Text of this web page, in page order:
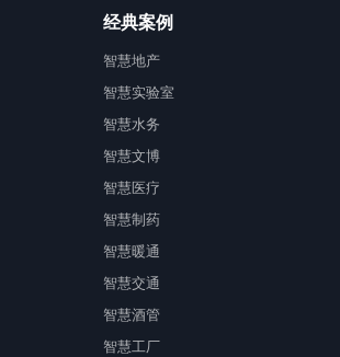
经典案例
智慧地产
智慧实验室
智慧水务
智慧文博
智慧医疗
智慧制药
智慧暖通
智慧交通
智慧酒管
智慧工厂